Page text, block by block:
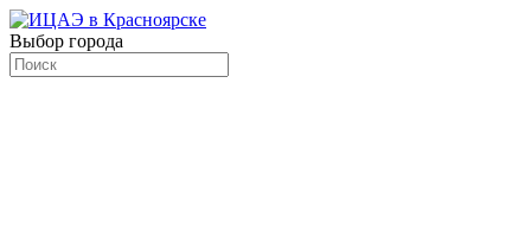
Выбор города